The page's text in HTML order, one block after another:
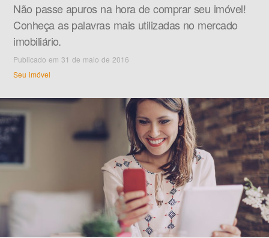
Não passe apuros na hora de comprar seu imóvel!
Conheça as palavras mais utilizadas no mercado
imobiliário.
Publicado em 31 de maio de 2016
Seu imóvel